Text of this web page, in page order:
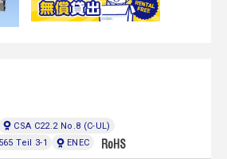
CSA C22.2 No.8 (C-UL)
Teil 3-1
ENEC